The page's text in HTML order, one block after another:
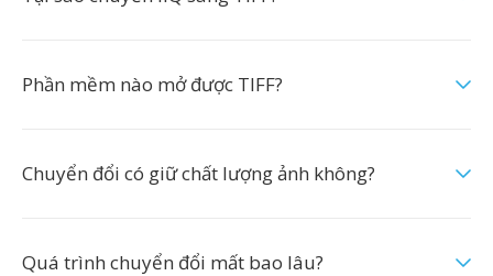
Phần mềm nào mở được TIFF?
Chuyển đổi có giữ chất lượng ảnh không?
Quá trình chuyển đổi mất bao lâu?